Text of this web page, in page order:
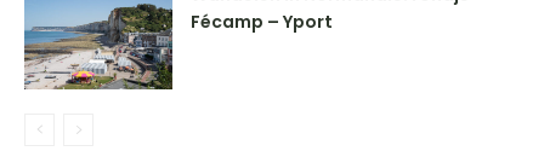
Fécamp – Yport